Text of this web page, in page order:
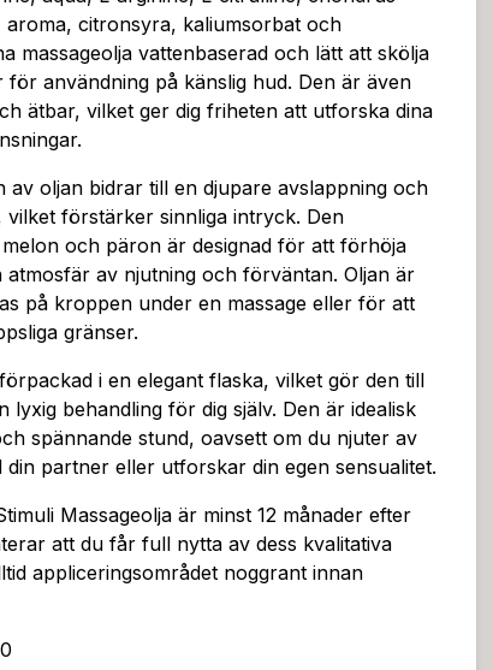
citronsyra, kaliumsorbat och
massageolja vattenbaserad och lätt att skölja
för användning på känslig hud. Den är även
ätbar, vilket ger dig friheten att utforska dina
av oljan bidrar till en djupare avslappning och
förstärker sinnliga intryck. Den
och päron är designad för att förhöja
av njutning och förväntan. Oljan är
på kroppen under en massage eller för att
gränser.
i en elegant flaska, vilket gör den till
lyxig behandling för dig själv. Den är idealisk
spännande stund, oavsett om du njuter av
partner eller utforskar din egen sensualitet.
Massageolja är minst 12 månader efter
att du får full nytta av dess kvalitativa
appliceringsområdet noggrant innan